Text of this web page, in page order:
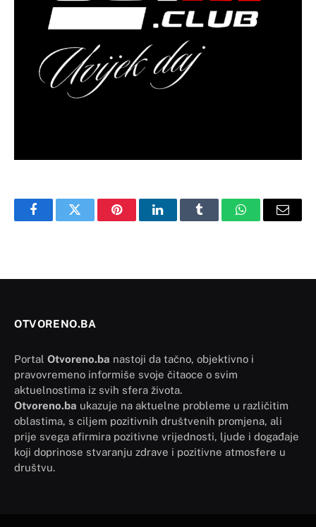
FacebookTwitter PinterestLinkedInTumblr WhatsAppEmail
OTVORENO.BA
Portal Otvoreno.ba nastoji da tačno, objektivno i
pravovremeno informiše svoje čitaoce o svim
aktuelnostima iz svih sfera života.
Otvoreno.ba ukazuje na aktuelne probleme u različitim
oblastima, s ciljem pozitivnih društvenih promjena, ali
prije svega afirmira pozitivne vrijednosti, ljude i događaje
koji doprinose stvaranju zdrave i pozitivne atmosfere u
društvu.